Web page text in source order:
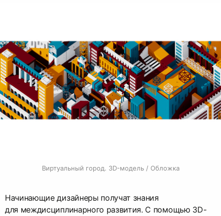
Виртуальный город. 3D-модель / Обложка
Начинающие дизайнеры получат знания
для междисциплинарного развития. С помощью 3D-